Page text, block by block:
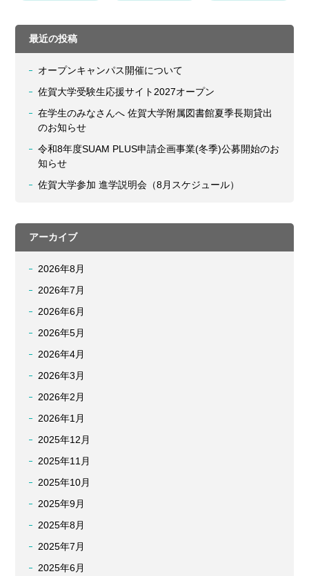
最近の投稿
オープンキャンパス開催について
佐賀大学受験生応援サイト2027オープン
在学生のみなさんへ 佐賀大学附属図書館夏季長期貸出
のお知らせ
令和8年度SUAM PLUS申請企画事業(冬季)公募開始のお
知らせ
佐賀大学参加 進学説明会（8月スケジュール）
アーカイブ
2026年8月
2026年7月
2026年6月
2026年5月
2026年4月
2026年3月
2026年2月
2026年1月
2025年12月
2025年11月
2025年10月
2025年9月
2025年8月
2025年7月
2025年6月